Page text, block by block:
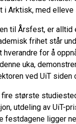
i Arktisk, med
til Årsfest, er
frihet står
for å
uka,
ved UiT
største
utdeling av UiT-
festdagene ligger